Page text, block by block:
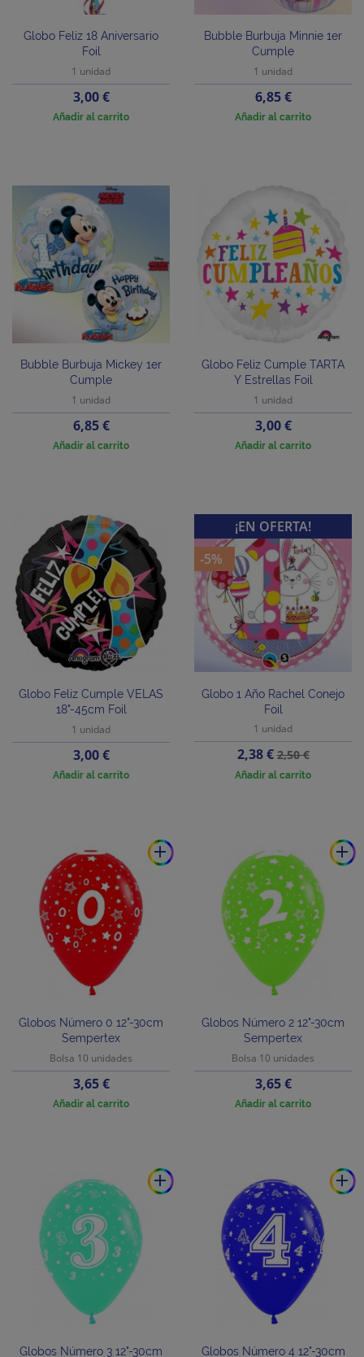
Globo Feliz 18 Aniversario
Foil
1 unidad
Precio
3,00 €
Añadir al carrito
Bubble Burbuja Minnie 1er
Cumple
1 unidad
Precio
6,85 €
Añadir al carrito
Bubble Burbuja Mickey 1er
Cumple
1 unidad
Precio
6,85 €
Añadir al carrito
Globo Feliz Cumple TARTA
Y Estrellas Foil
1 unidad
Precio
3,00 €
Añadir al carrito
Globo Feliz Cumple VELAS
18"-45cm Foil
1 unidad
Precio
3,00 €
Añadir al carrito
Globo 1 Año Rachel Conejo
Foil
1 unidad
Precio
2,38 €Precio
base
2,50 €
Añadir al carrito
¡EN OFERTA!
-5%
add
Globos Número 0 12"-30cm
Sempertex
Bolsa 10 unidades
Precio
3,65 €
Añadir al carrito
add
Globos Número 2 12"-30cm
Sempertex
Bolsa 10 unidades
Precio
3,65 €
Añadir al carrito
add
Globos Número 3 12"-30cm
add
Globos Número 4 12"-30cm